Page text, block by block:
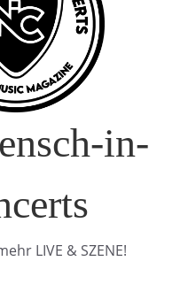
in-
LIVE & SZENE!